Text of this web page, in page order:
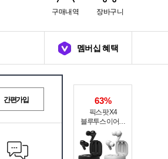
구매내역 장바구니
멤버십 혜택
간편가입 63%
픽스 팟 X4
블루투스 이어폰
XWS-303